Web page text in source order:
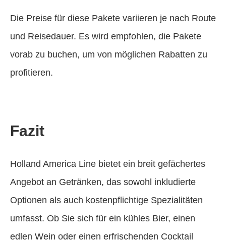
Die Preise für diese Pakete variieren je nach Route
und Reisedauer. Es wird empfohlen, die Pakete
vorab zu buchen, um von möglichen Rabatten zu
profitieren.
Fazit
Holland America Line bietet ein breit gefächertes
Angebot an Getränken, das sowohl inkludierte
Optionen als auch kostenpflichtige Spezialitäten
umfasst. Ob Sie sich für ein kühles Bier, einen
edlen Wein oder einen erfrischenden Cocktail